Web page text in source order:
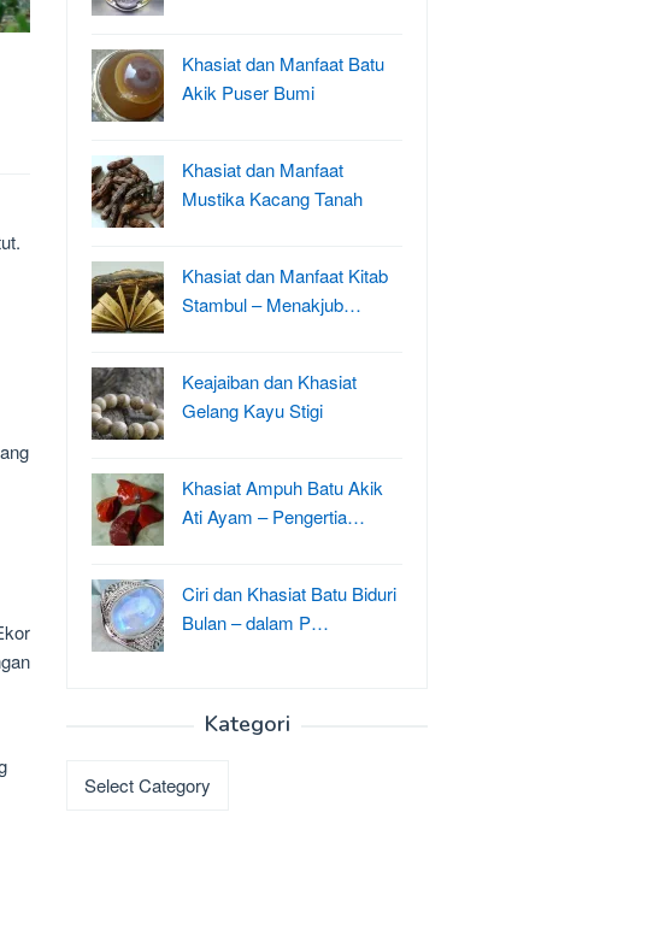
Khasiat dan Manfaat Batu
Akik Puser Bumi
Khasiat dan Manfaat
Mustika Kacang Tanah
Khasiat dan Manfaat Kitab
Stambul – Menakjub…
Keajaiban dan Khasiat
Gelang Kayu Stigi
Khasiat Ampuh Batu Akik
Ati Ayam – Pengertia…
Ciri dan Khasiat Batu Biduri
Bulan – dalam P…
Kategori
Kategori